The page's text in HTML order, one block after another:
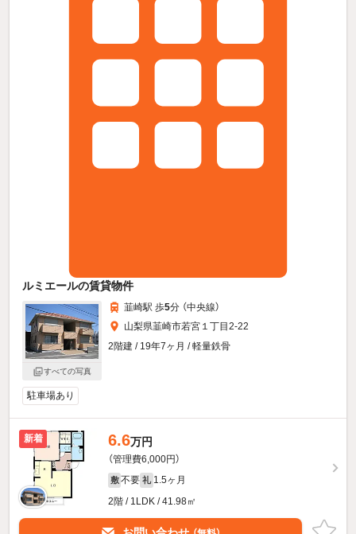
ルミエールの賃貸物件
すべての写真
韮崎駅 歩5分 （中央線）
山梨県韮崎市若宮１丁目2-22
2階建 / 19年7ヶ月 / 軽量鉄骨
駐車場あり
新着 6.6万円
（管理費6,000円）
敷 不要 礼 1.5ヶ月
2階 / 1LDK / 41.98㎡